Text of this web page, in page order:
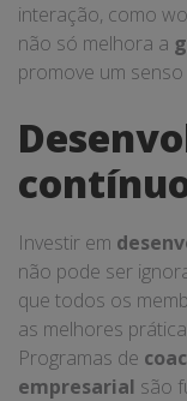
interação, como
não só melhora a
promove um
Investir em
não pode ser
que todos os
as melhores
Programas de
empresarial são